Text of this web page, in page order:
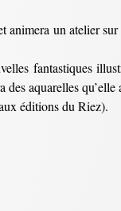
animera un atelier
fantastiques
des aquarelles qu’elle
éditions du Riez).